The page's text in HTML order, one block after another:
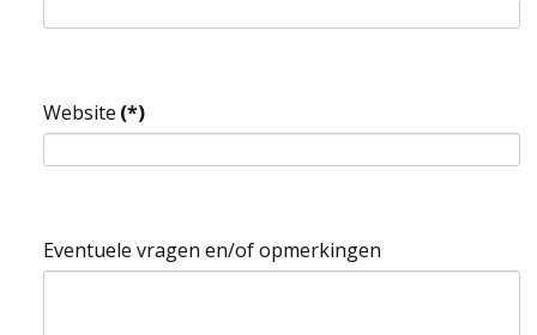
Website (*)
Eventuele vragen en/of opmerkingen